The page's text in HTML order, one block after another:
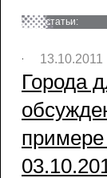
статьи:
13.10.2011
Города
примере